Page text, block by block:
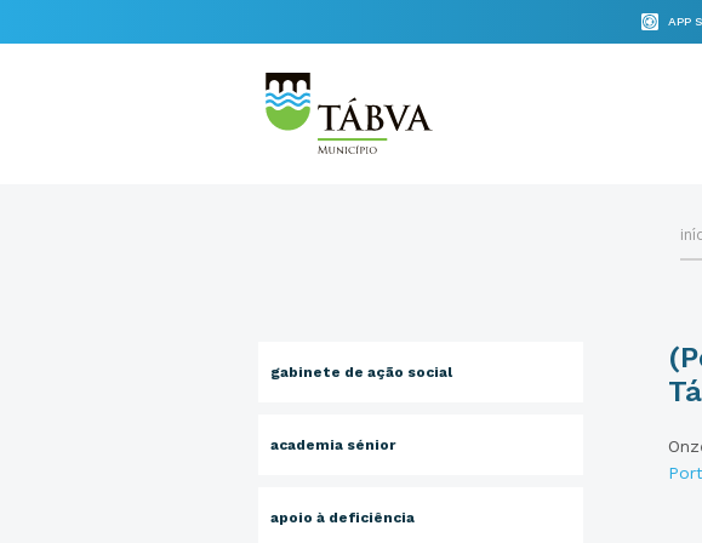
APP
gabinete de ação social
academia sénior
apoio à deficiência